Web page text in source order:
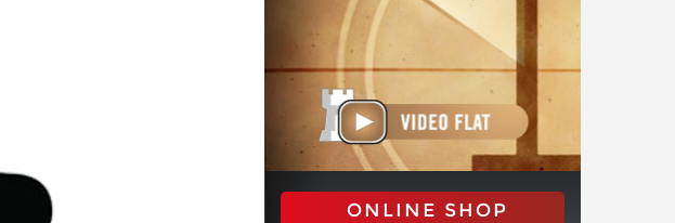
ONLINE SHOP